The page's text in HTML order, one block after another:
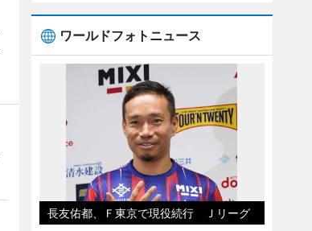
ワールドフォトニュース
長友佑都、Ｆ東京で現役続行 Ｊリーグ